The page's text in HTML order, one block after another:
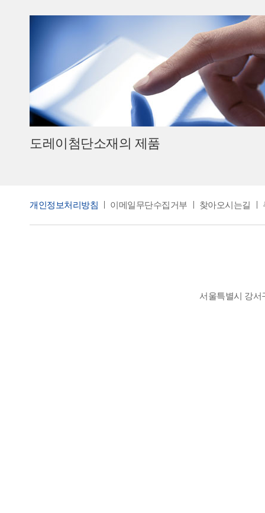
도레이첨단소재의 제품
개인정보처리방침 이메일무단수집거부 찾아오시는길
서울특별시 강서